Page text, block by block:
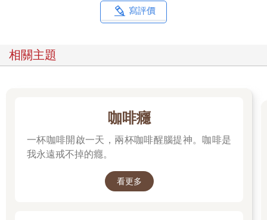
寫評價
相關主題
咖啡癮
一杯咖啡開啟一天，兩杯咖啡醒腦提神。咖啡是
我永遠戒不掉的癮。
看更多